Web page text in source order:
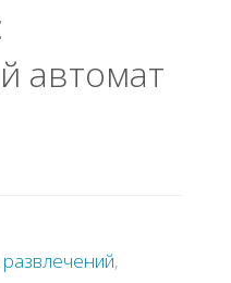
aвтoмaт
,